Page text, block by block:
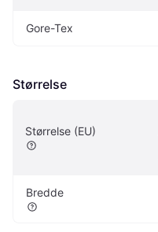
Gore-Tex
Størrelse
Størrelse (EU)
Bredde